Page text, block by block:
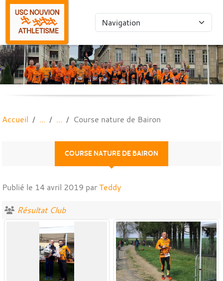
Accueil Course nature de Bairon
COURSE NATURE DE BAIRON
Publié le 14 avril 2019 parTeddy
Résultat Club
Panneau de gestion des cookies